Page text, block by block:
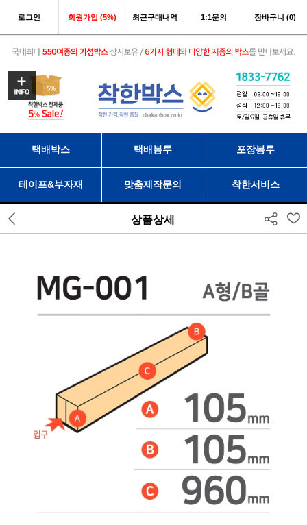
로그인 회원가입 (5%) 최근구매내역 1:1문의 장바구니 (0)
택배박스 택배봉투 포장봉투
테이프&부자재 맞춤제작문의 착한서비스
상품상세